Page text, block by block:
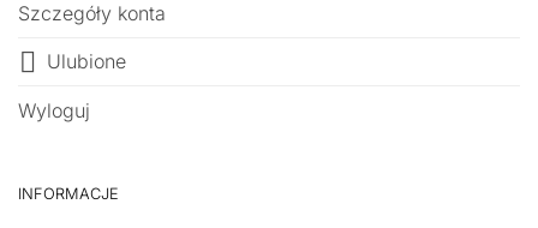
Szczegóły konta
Ulubione
Wyloguj
INFORMACJE